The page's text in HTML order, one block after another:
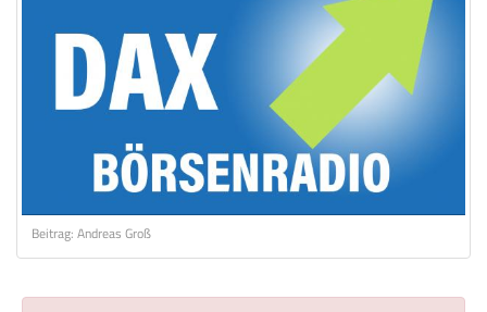
Beitrag: Andreas Groß